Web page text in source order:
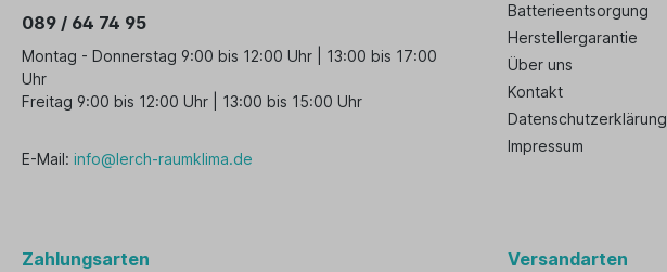
089 / 64 74 95
Montag - Donnerstag 9:00 bis 12:00 Uhr | 13:00 bis 17:00
Uhr
Freitag 9:00 bis 12:00 Uhr | 13:00 bis 15:00 Uhr
E-Mail: info@lerch-raumklima.de
Batterieentsorgung
Herstellergarantie
Über uns
Kontakt
Datenschutzerklärung
Impressum
Zahlungsarten Versandarten